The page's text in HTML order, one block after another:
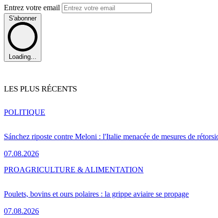
Entrez votre email
S'abonner
Loading...
LES PLUS RÉCENTS
Sánchez riposte contre Meloni : l'Italie menacée de mesures de
07.08.2026
POLITIQUE
Poulets, bovins et ours polaires : la grippe aviaire se propage
07.08.2026
PROAGRICULTURE & ALIMENTATION